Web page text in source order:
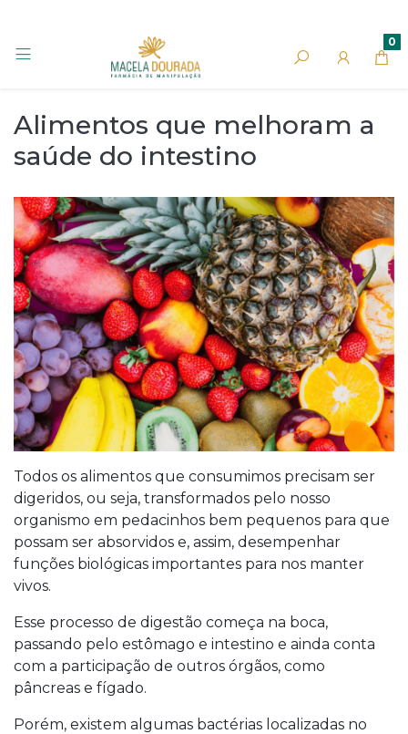
0
Alimentos que melhoram a
saúde do intestino
Todos os alimentos que consumimos precisam ser
digeridos, ou seja, transformados pelo nosso
organismo em pedacinhos bem pequenos para que
possam ser absorvidos e, assim, desempenhar
funções biológicas importantes para nos manter
vivos.
Esse processo de digestão começa na boca,
passando pelo estômago e intestino e ainda conta
com a participação de outros órgãos, como
pâncreas e fígado.
Porém, existem algumas bactérias localizadas no